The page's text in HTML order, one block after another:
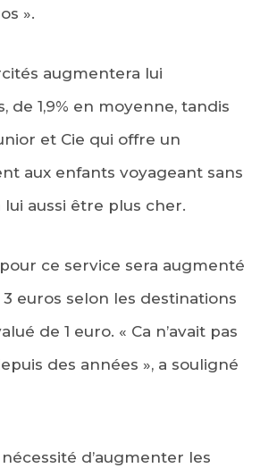
».
augmentera lui
de 1,9% en moyenne, tandis
et Cie qui offre un
aux enfants voyageant sans
aussi être plus cher.
ce service sera augmenté
euros selon les destinations
de 1 euro. « Ca n’avait pas
des années », a souligné
d’augmenter les